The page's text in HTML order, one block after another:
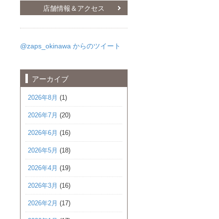
店舗情報＆アクセス
@zaps_okinawa からのツイート
アーカイブ
2026年8月 (1)
2026年7月 (20)
2026年6月 (16)
2026年5月 (18)
2026年4月 (19)
2026年3月 (16)
2026年2月 (17)